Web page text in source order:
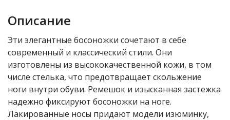
Описание
Эти элегантные босоножки сочетают в себе
современный и классический стили. Они
изготовлены из высококачественной кожи, в том
числе стелька, что предотвращает скольжение
ноги внутри обуви. Ремешок и изысканная застежка
надежно фиксируют босоножки на ноге.
Лакированные носы придают модели изюминку,